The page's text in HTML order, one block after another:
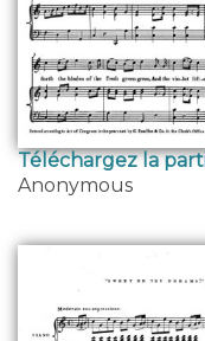
Téléchargez la
Anonymous